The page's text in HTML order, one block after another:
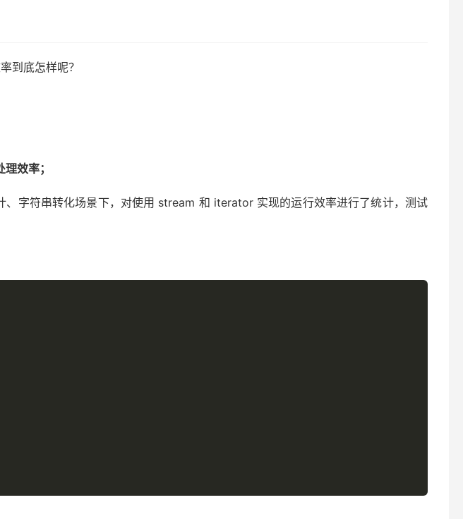
到底怎样呢？
效率；
字符串转化场景下，对使用 stream 和 iterator 实现的运行效率进行了统计，测试